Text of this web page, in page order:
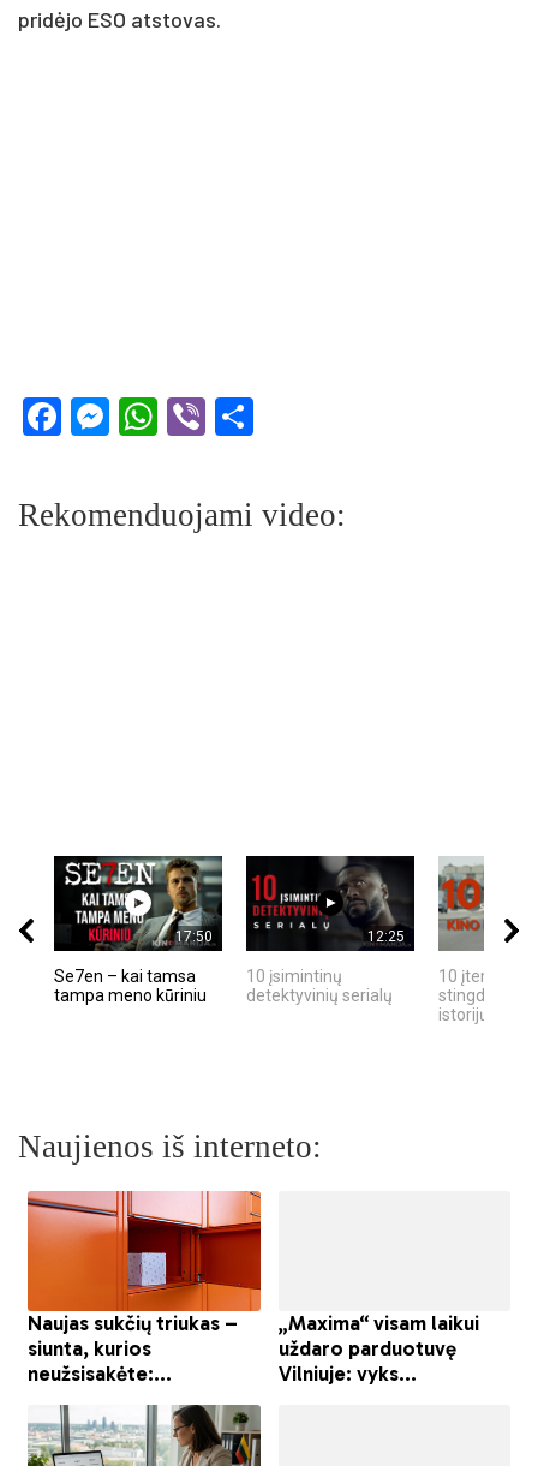
pridėjo ESO atstovas.
Facebook
Messenger
WhatsApp
Viber
Rekomenduojami video:
17:50
Se7en – kai tamsa
tampa meno kūriniu
12:25
10 įsimintinų
detektyvinių serialų
10 įtemptų,
stingdančių
istorijų
Naujienos iš interneto: